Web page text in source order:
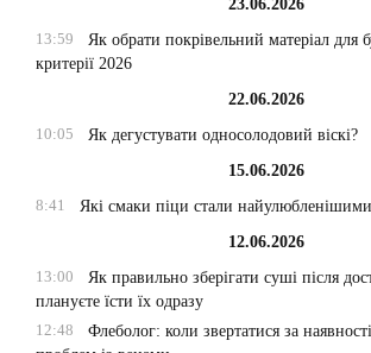
23.06.2026
13:59
Як обрати покрівельний матеріал для
критерії 2026
22.06.2026
10:05
Як дегустувати односолодовий віскі?
15.06.2026
8:41
Які смаки піци стали найулюбленішими
12.06.2026
13:00
Як правильно зберігати суші після
плануєте їсти їх одразу
12:48
Флеболог: коли звертатися за